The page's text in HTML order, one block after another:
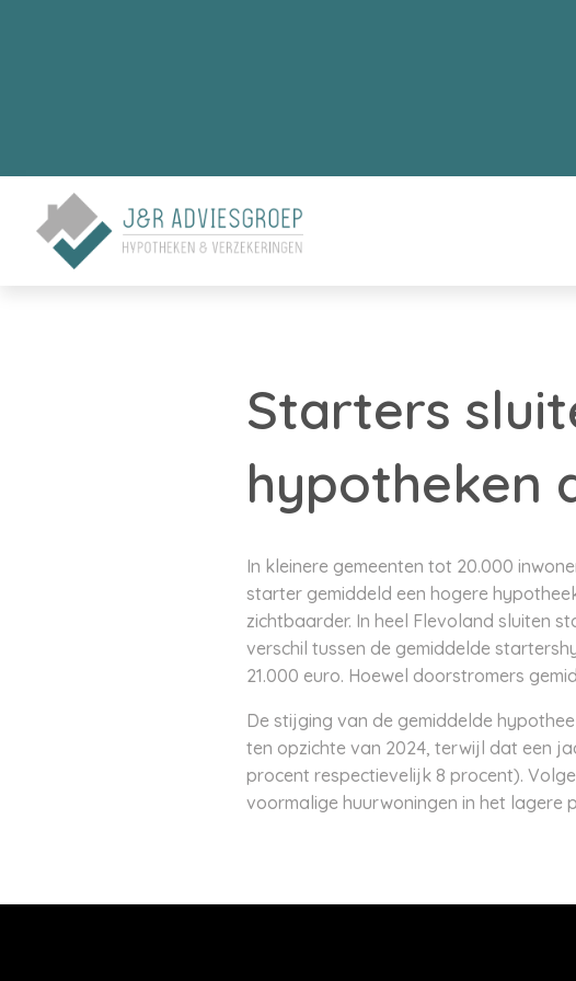
Starters
hypotheken
In kleinere gemeenten tot 20.000
starter gemiddeld een hogere
zichtbaarder. In heel Flevoland sluiten
verschil tussen de gemiddelde
21.000 euro. Hoewel doorstromers
De stijging van de gemiddelde
ten opzichte van 2024, terwijl dat een
procent respectievelijk 8 procent).
voormalige huurwoningen in het